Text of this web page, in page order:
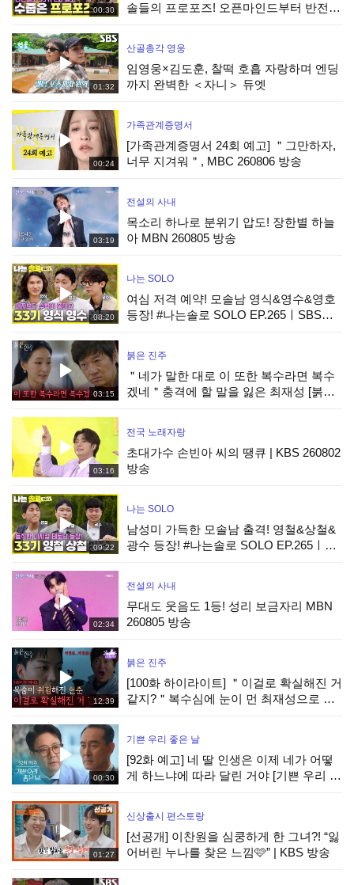
00:30
솔들의 프로포즈! 오픈마인드부터 반전
01:32
산골총각 영웅
임영웅×김도훈, 찰떡 호흡 자랑하며 엔딩
까지 완벽한 ＜자니＞ 듀엣
00:24
가족관계증명서
[가족관계증명서 24회 예고] ＂그만하자,
너무 지겨워＂, MBC 260806 방송
03:19
전설의 사내
목소리 하나로 분위기 압도! 장한별 하늘
아 MBN 260805 방송
08:20
나는 SOLO
여심 저격 예약! 모솔남 영식&영수&영호
등장! #나는솔로 SOLO EP.265ㅣSBS
03:15
붉은 진주
＂네가 말한 대로 이 또한 복수라면 복수
겠네＂충격에 할 말을 잃은 최재성 [붉은
03:16
전국 노래자랑
초대가수 손빈아 씨의 땡큐 | KBS 260802
방송
09:22
나는 SOLO
남성미 가득한 모솔남 출격! 영철&상철&
광수 등장! #나는솔로 SOLO EP.265ㅣ
02:34
전설의 사내
무대도 웃음도 1등! 성리 보금자리 MBN
260805 방송
12:39
붉은 진주
[100화 하이라이트] ＂이걸로 확실해진 거
같지?＂복수심에 눈이 먼 최재성으로 목
00:30
기쁜 우리 좋은 날
[92화 예고] 네 딸 인생은 이제 네가 어떻
게 하느냐에 따라 달린 거야 [기쁜 우리 좋
01:27
신상출시 편스토랑
[선공개] 이찬원을 심쿵하게 한 그녀?! “잃
어버린 누나를 찾은 느낌🩷” | KBS 방송